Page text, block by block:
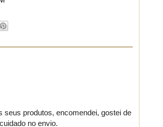
seus produtos, encomendei, gostei de
no envio.